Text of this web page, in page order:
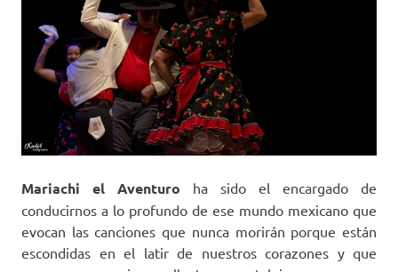
Mariachi el Aventuro ha sido el encargado de
conducirnos a lo profundo de ese mundo mexicano que
evocan las canciones que nunca morirán porque están
escondidas en el latir de nuestros corazones y que